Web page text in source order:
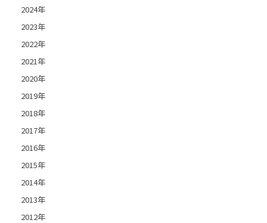
2024年
2023年
2022年
2021年
2020年
2019年
2018年
2017年
2016年
2015年
2014年
2013年
2012年